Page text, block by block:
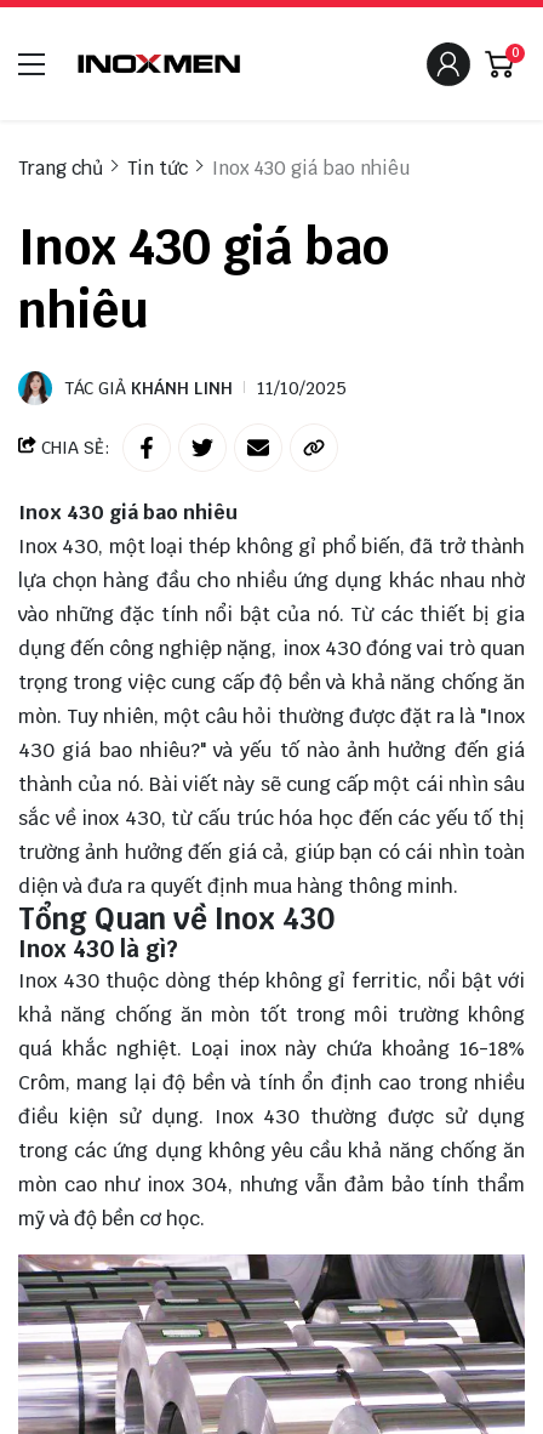
0
Trang chủ Tin tức Inox 430 giá bao nhiêu
Inox 430 giá bao
nhiêu
TÁC GIẢ KHÁNH LINH 11/10/2025
CHIA SẺ:
Inox 430 giá bao nhiêu
Inox 430, một loại thép không gỉ phổ biến, đã trở thành
lựa chọn hàng đầu cho nhiều ứng dụng khác nhau nhờ
vào những đặc tính nổi bật của nó. Từ các thiết bị gia
dụng đến công nghiệp nặng, inox 430 đóng vai trò quan
trọng trong việc cung cấp độ bền và khả năng chống ăn
mòn. Tuy nhiên, một câu hỏi thường được đặt ra là "Inox
430 giá bao nhiêu?" và yếu tố nào ảnh hưởng đến giá
thành của nó. Bài viết này sẽ cung cấp một cái nhìn sâu
sắc về inox 430, từ cấu trúc hóa học đến các yếu tố thị
trường ảnh hưởng đến giá cả, giúp bạn có cái nhìn toàn
diện và đưa ra quyết định mua hàng thông minh.
Tổng Quan về Inox 430
Inox 430 là gì?
Inox 430 thuộc dòng thép không gỉ ferritic, nổi bật với
khả năng chống ăn mòn tốt trong môi trường không
quá khắc nghiệt. Loại inox này chứa khoảng 16-18%
Crôm, mang lại độ bền và tính ổn định cao trong nhiều
điều kiện sử dụng. Inox 430 thường được sử dụng
trong các ứng dụng không yêu cầu khả năng chống ăn
mòn cao như inox 304, nhưng vẫn đảm bảo tính thẩm
mỹ và độ bền cơ học.